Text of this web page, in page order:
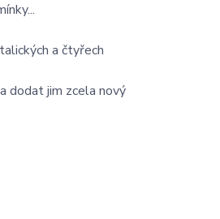
a čtyřech
dodat jim zcela nový